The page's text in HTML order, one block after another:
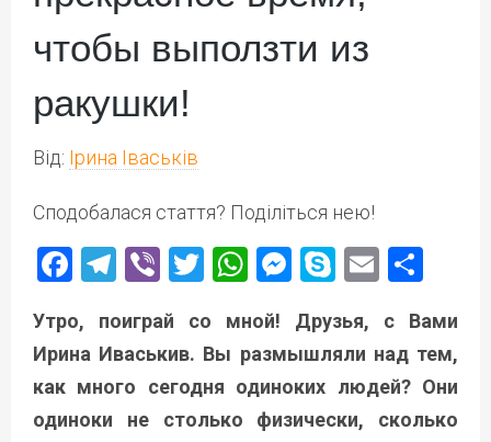
чтобы выползти из
ракушки!
Від: Ірина Іваськів
Сподобалася стаття? Поділіться нею!
Facebook
Telegram
ViberTwitter
WhatsApp
Messenger
Skype
Email
Утро, поиграй со мной! Друзья, с Вами
Ирина Иваськив. Вы размышляли над тем,
как много сегодня одиноких людей? Они
одиноки не столько физически, сколько